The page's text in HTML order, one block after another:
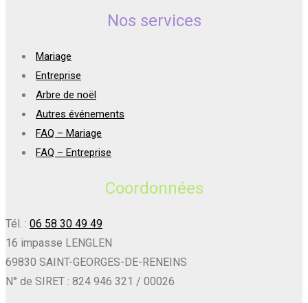
Nos services
Mariage
Entreprise
Arbre de noël
Autres événements
FAQ – Mariage
FAQ – Entreprise
Coordonnées
Tél. : 06 58 30 49 49
16 impasse LENGLEN
69830 SAINT-GEORGES-DE-RENEINS
N° de SIRET : 824 946 321 / 00026